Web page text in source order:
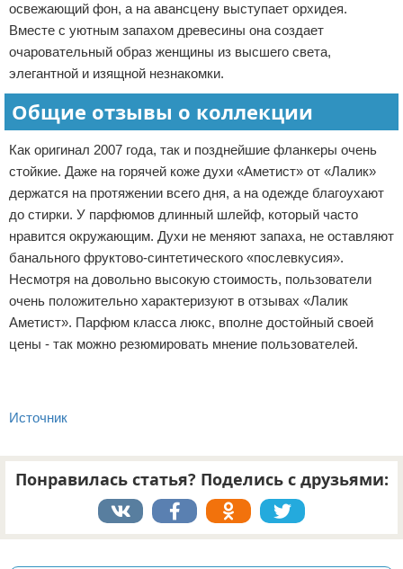
освежающий фон, а на авансцену выступает орхидея.
Вместе с уютным запахом древесины она создает
очаровательный образ женщины из высшего света,
элегантной и изящной незнакомки.
Общие отзывы о коллекции
Как оригинал 2007 года, так и позднейшие фланкеры очень
стойкие. Даже на горячей коже духи «Аметист» от «Лалик»
держатся на протяжении всего дня, а на одежде благоухают
до стирки. У парфюмов длинный шлейф, который часто
нравится окружающим. Духи не меняют запаха, не оставляют
банального фруктово-синтетического «послевкусия».
Несмотря на довольно высокую стоимость, пользователи
очень положительно характеризуют в отзывах «Лалик
Аметист». Парфюм класса люкс, вполне достойный своей
цены - так можно резюмировать мнение пользователей.
Источник
Понравилась статья? Поделись с друзьями: